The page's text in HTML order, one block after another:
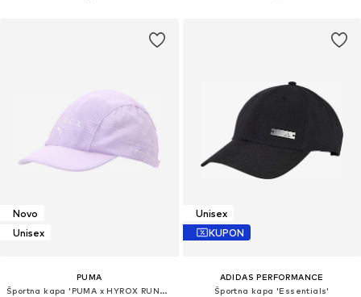
Novo
Unisex
PUMA
Športna kapa 'PUMA x HYROX RUNNING'
Unisex
KUPON
ADIDAS PERFORMANCE
Športna kapa 'Essentials'